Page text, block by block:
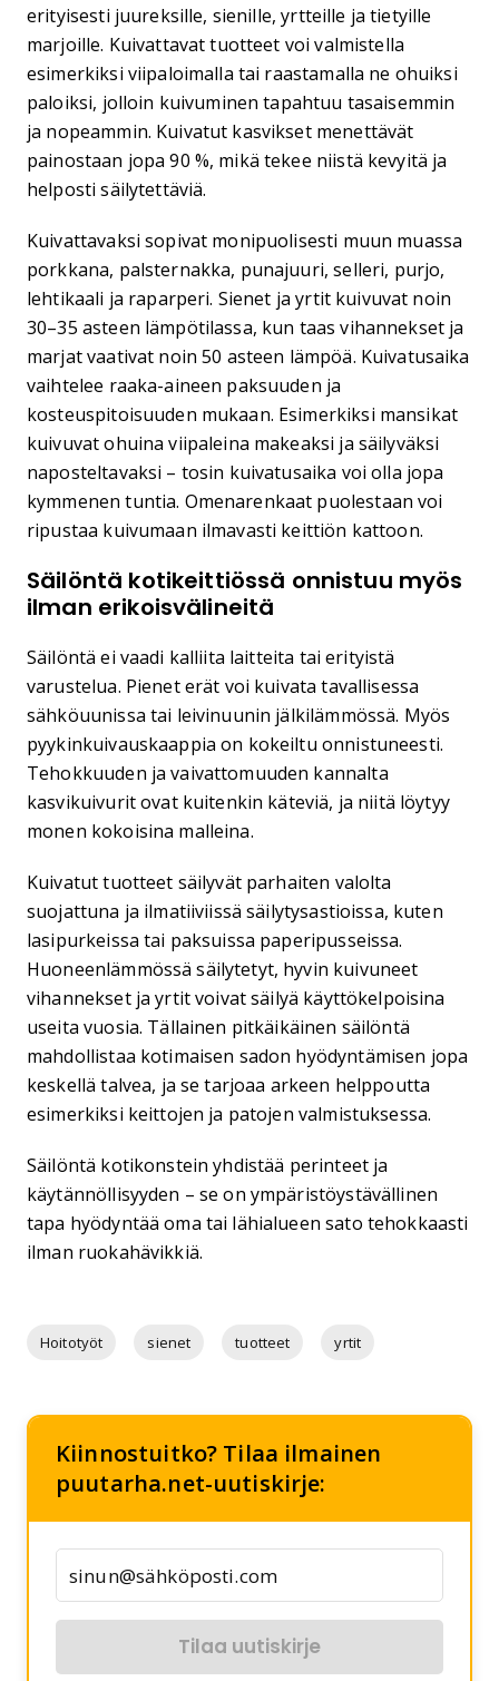
erityisesti juureksille, sienille, yrtteille ja tietyille
marjoille. Kuivattavat tuotteet voi valmistella
esimerkiksi viipaloimalla tai raastamalla ne ohuiksi
paloiksi, jolloin kuivuminen tapahtuu tasaisemmin
ja nopeammin. Kuivatut kasvikset menettävät
painostaan jopa 90 %, mikä tekee niistä kevyitä ja
helposti säilytettäviä.
Kuivattavaksi sopivat monipuolisesti muun muassa
porkkana, palsternakka, punajuuri, selleri, purjo,
lehtikaali ja raparperi. Sienet ja yrtit kuivuvat noin
30–35 asteen lämpötilassa, kun taas vihannekset ja
marjat vaativat noin 50 asteen lämpöä. Kuivatusaika
vaihtelee raaka-aineen paksuuden ja
kosteuspitoisuuden mukaan. Esimerkiksi mansikat
kuivuvat ohuina viipaleina makeaksi ja säilyväksi
naposteltavaksi – tosin kuivatusaika voi olla jopa
kymmenen tuntia. Omenarenkaat puolestaan voi
ripustaa kuivumaan ilmavasti keittiön kattoon.
Säilöntä kotikeittiössä onnistuu myös
ilman erikoisvälineitä
Säilöntä ei vaadi kalliita laitteita tai erityistä
varustelua. Pienet erät voi kuivata tavallisessa
sähköuunissa tai leivinuunin jälkilämmössä. Myös
pyykinkuivauskaappia on kokeiltu onnistuneesti.
Tehokkuuden ja vaivattomuuden kannalta
kasvikuivurit ovat kuitenkin käteviä, ja niitä löytyy
monen kokoisina malleina.
Kuivatut tuotteet säilyvät parhaiten valolta
suojattuna ja ilmatiiviissä säilytysastioissa, kuten
lasipurkeissa tai paksuissa paperipusseissa.
Huoneenlämmössä säilytetyt, hyvin kuivuneet
vihannekset ja yrtit voivat säilyä käyttökelpoisina
useita vuosia. Tällainen pitkäikäinen säilöntä
mahdollistaa kotimaisen sadon hyödyntämisen jopa
keskellä talvea, ja se tarjoaa arkeen helppoutta
esimerkiksi keittojen ja patojen valmistuksessa.
Säilöntä kotikonstein yhdistää perinteet ja
käytännöllisyyden – se on ympäristöystävällinen
tapa hyödyntää oma tai lähialueen sato tehokkaasti
ilman ruokahävikkiä.
Hoitotyöt sienet tuotteet yrtit
Kiinnostuitko? Tilaa ilmainen
puutarha.net-uutiskirje:
Tilaa uutiskirje